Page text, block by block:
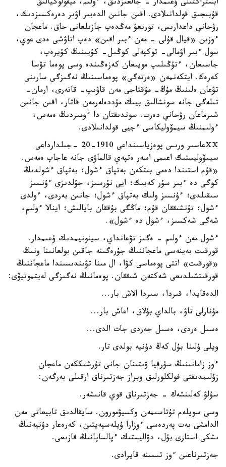
ابستراكتىلى ۇعىمدار - جالعىزدىق، ءولىم، ميفولوگيالىق
قۇبىجىق قولدانىلادى. اقىن جانىن الدەبىر اۋىر دەرەكسىزدىك،
رۋحاني داعدارىس، تورىعۋ مەڭدەپ جازىلعانى حاق. ماعجان
ءوزىن «قيال قۇلى - مەن ءبىر اقىن» دەپ اتاۋشى ەدى عوي،
سول ءبىر اۋمالى- توكپەلى كوڭىل- كۇيىنىڭ كۇيرەپ،
جاسىعان، ءتۇڭىلىپ مويىعان كەزەڭىندە وسى پوەما تۋسا
كەرەك. ايتكەنمەن «ەرتەگى» پوەماسىنىڭ نەگىزگى سارىنى
تۋعان ەلىنىڭ مۇڭ- مۇقتاجى مەن قاۋىپ- قاتەرى، ارمان-
تىلەگى جانە سونشالىق بيىك مۇددەلەرمەن قاتار، اقىن جانىن
شىرماعان رۋحاني دەرت. سوندىقتان دا ءومىردىڭ ەمەس،
ءولىمنىڭ سيمۆوليكاسى ءجيى قولدانىلادى.
ⅩⅩعاسىر ورىس پوەزياسىنداعى 1910-20 -جىلدارداعى
سيمۆوليستىك اعىمى اسەر ەتپەي قالماۋى جانە عاجاپ ەمەس.
«قۇم استىندا دەمى بىتكەن بەتپاق ءشول؛ بەتپاق ءشولدىڭ
كوگى دە ءبىر سۇر كەبىك؛ ايى نۇرسىز، جۇلدىزى ءۇنسىز
سىقىلدى؛ ءۇنسىز ولىك بەتپاق ءشول؛ جانىن بەردى، ءولدى
ءشول؛ تۇنشىققان قۇم؛ ماڭگى بۇققان بايالىش؛ اينالا ءولىم،
شەگى شەكسىز، ءشول دە ءشول».
ءشول مەن ءولىم - ەگىز تۋعانداي، سينونيمدىك ۇعىمدار.
قورقىت بەينەسى ماعجاننىڭ جۇرەگىنە جاقىن بولعانىنا ونىڭ
«قورقىت» اتتى پوەماسى كۋا، ال مىنا تۋىندىسىندا ماعجاننىڭ
قورقىتشىلدىعى شەكتەن شىققان. پوەمانىڭ نەگىزگى لەيتموتيۆى:
الدەقايدا، قىردا، سىردا الاش بار...
مۇنارلى تاۋ، بالداي بۇلاق، اعاش بار...
ەسىل ەردى، ەسىل جەردى جات الدى...
ويلى ۇلىنا بۇل كەڭ دۇنيە بولدى تار.
ءوز زامانىنىڭ سۇرقيا ۋىتىنان جانى تۇرشىككەن ماعجان
زۇلىمدىقتى فولكلورلىق وبراز جەزتىرناق ارقىلى بەرگەن:
سۇلۋ كەلىنشەك - جەزتىرناق قوي قانىشەر.
وسى سويلەم تۇتاسىمەن وكسيۋمورون. سايقالدىق تابيعاتى مەن
الدامشى بەت پەردەسى ءوزارا ۇيلەسپەيتىن، كەرەعار دۇنيەنىڭ
ىشكى استارى بۇل، دۋاليستىك ءپالساپانىڭ قازىعى.
جەزتىرناعىن ءوز تىسىنە قايرادى.